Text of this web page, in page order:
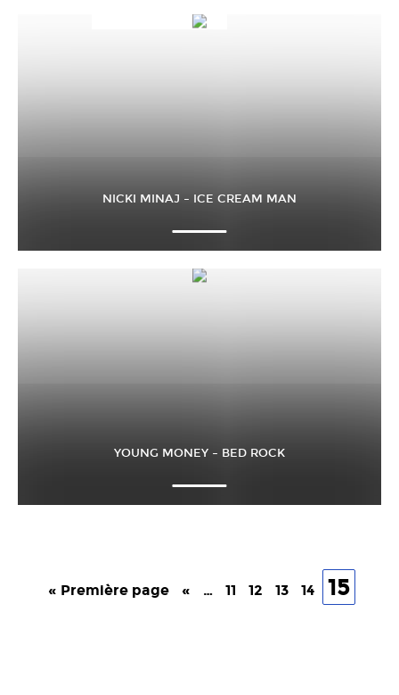
NICKI MINAJ – ICE CREAM MAN
YOUNG MONEY – BED ROCK
« Première page « … 11 12 13 14 15